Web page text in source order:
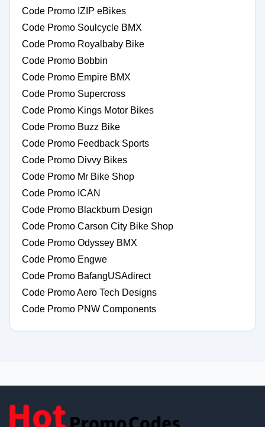
Code Promo IZIP eBikes
Code Promo Soulcycle BMX
Code Promo Royalbaby Bike
Code Promo Bobbin
Code Promo Empire BMX
Code Promo Supercross
Code Promo Kings Motor Bikes
Code Promo Buzz Bike
Code Promo Feedback Sports
Code Promo Divvy Bikes
Code Promo Mr Bike Shop
Code Promo ICAN
Code Promo Blackburn Design
Code Promo Carson City Bike Shop
Code Promo Odyssey BMX
Code Promo Engwe
Code Promo BafangUSAdirect
Code Promo Aero Tech Designs
Code Promo PNW Components